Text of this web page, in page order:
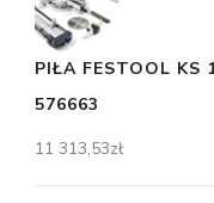
PIŁA FESTOOL KS
576663
11 313,53zł